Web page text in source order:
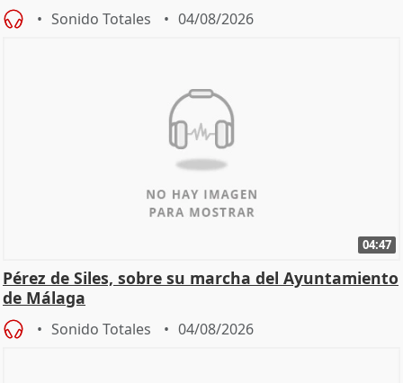
Sonido Totales 04/08/2026
04:47
Pérez de Siles, sobre su marcha del Ayuntamiento
de Málaga
Sonido Totales 04/08/2026